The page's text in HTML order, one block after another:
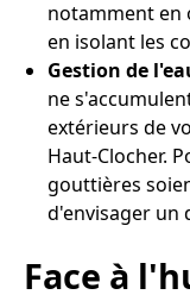
notamment en
en isolant les
Gestion de
ne
extérieurs de
Haut-Clocher.
gouttières
d'envisager un
Face à